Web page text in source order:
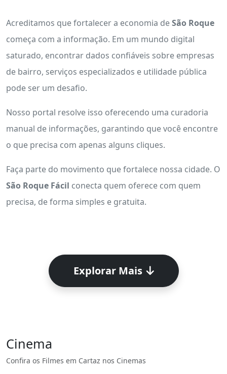
Acreditamos que fortalecer a economia deSão Roque
começa com a informação. Em um mundo digital
saturado, encontrar dados confiáveis sobre empresas
de bairro, serviços especializados e utilidade pública
pode ser um desafio.
Nosso portal resolve isso oferecendo uma curadoria
manual de informações, garantindo que você encontre
o que precisa com apenas alguns cliques.
Faça parte do movimento que fortalece nossa cidade. O
São Roque Fácil conecta quem oferece com quem
precisa, de forma simples e gratuita.
Explorar Mais
Cinema
Confira os Filmes em Cartaz nos Cinemas